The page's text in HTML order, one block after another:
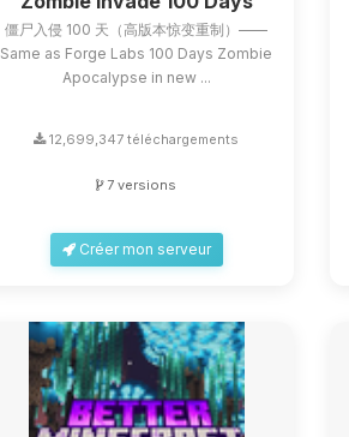
僵尸入侵 100 天（高版本惊变重制）——
Same as Forge Labs 100 Days Zombie
Apocalypse in new ...
12,699,347 téléchargements
7 versions
Créer mon serveur